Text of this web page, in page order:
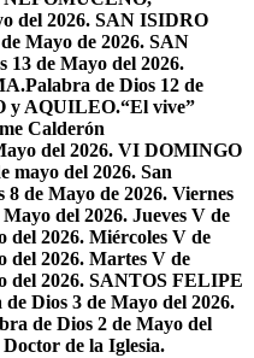
del 2026. SAN ISIDRO
Mayo de 2026. SAN
13 de Mayo del 2026.
Palabra de Dios 12 de
y AQUILEO.“El vive”
Calderón
del 2026. VI DOMINGO
mayo del 2026. San
8 de Mayo de 2026. Viernes
del 2026. Jueves V de
del 2026. Miércoles V de
del 2026. Martes V de
del 2026. SANTOS FELIPE
de Dios 3 de Mayo del 2026.
de Dios 2 de Mayo del
de la Iglesia.